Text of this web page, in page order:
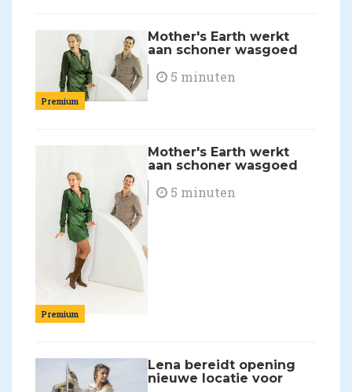
Premium
Mother's Earth werkt
aan schoner wasgoed
5 minuten
Premium
Mother's Earth werkt
aan schoner wasgoed
5 minuten
Lena bereidt opening
nieuwe locatie voor